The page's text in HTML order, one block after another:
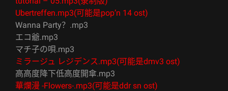
Ubertreffen.mp3(可能是pop’n 14 ost)
Wanna Party？.mp3
エコ爺.mp3
マチ子の唄.mp3
ミラージュ レジデンス.mp3(可能是dmv3 ost)
高高度降下低高度開傘.mp3
華爛漫 -Flowers-.mp3(可能是ddr sn ost)